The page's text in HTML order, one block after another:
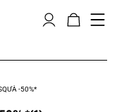
-50%*